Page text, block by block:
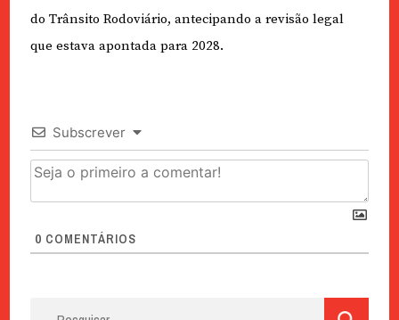
do Trânsito Rodoviário, antecipando a revisão legal
que estava apontada para 2028.
Subscrever
0 COMENTÁRIOS